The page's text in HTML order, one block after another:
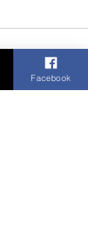
Facebook